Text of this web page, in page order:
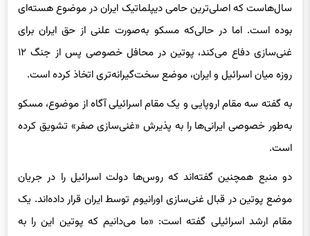
سال‌هاست که اصلی‌ترین حامی دیپلماتیک ایران در موضوع هسته‌ای
بوده است. اما در حالی‌که مسکو به‌صورت علنی از حق ایران برای
غنی‌سازی دفاع می‌کند، پوتین در محافل خصوصی پس از جنگ ۱۲
روزه میان اسرائیل و ایران، موضع سخت‌گیرانه‌تری اتخاذ کرده است.
به گفته سه مقام اروپایی و یک مقام اسرائیلی آگاه از موضوع، مسکو
به‌طور خصوصی ایرانی‌ها را به پذیرش «غنی‌سازی صفر» تشویق کرده
است.
دو منبع همچنین گفته‌اند که روس‌ها دولت اسرائیل را در جریان
موضع پوتین در قبال غنی‌سازی اورانیوم توسط ایران قرار داده‌اند. یک
مقام ارشد اسرائیلی گفته است: «ما می‌دانیم که پوتین این را به